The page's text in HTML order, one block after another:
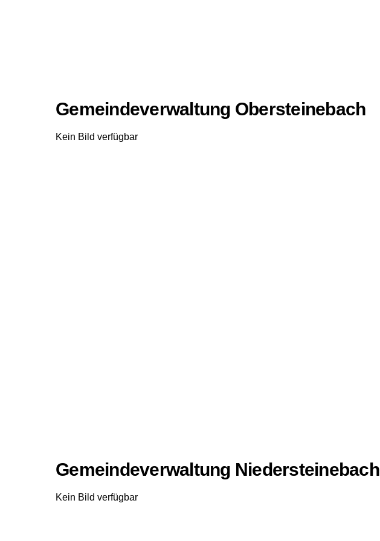
Gemeindeverwaltung Obersteinebach
Kein Bild verfügbar
Gemeindeverwaltung Niedersteinebach
Kein Bild verfügbar